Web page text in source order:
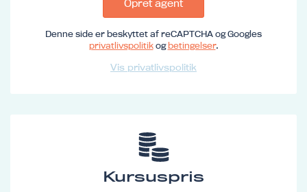
Opret agent
Denne side er beskyttet af reCAPTCHA og Googles
privatlivspolitikogbetingelser.
Vis privatlivspolitik
Kursuspris